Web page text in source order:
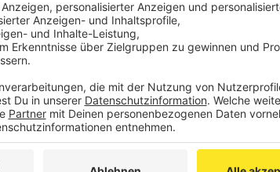
Das Verkehrskommissariat hat die Ermittlungen
etwas beobachtet haben und Hinweise geben
gehen die Ermittler davon aus, dass der
Corsa C (Baujahr 2001-2006) gefahren ist. Durch
des Fahrzeugs stark beschädigt sein.
Hinweise nimmt das Verkehrskommissariat
oder unter 0241-9577-0 (außerhalb der Bürozeiten)